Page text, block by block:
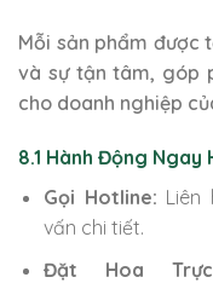
Mỗi sản phẩm được
và sự tận tâm, góp
cho doanh nghiệp
8.1 Hành Động Ngay
Gọi Hotline: Liên
vấn chi tiết.
Đặt Hoa Trực